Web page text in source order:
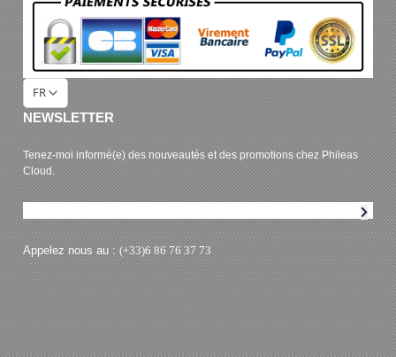
FR
NEWSLETTER
Tenez-moi informé(e) des nouveautés et des promotions chez Phileas
Cloud.
Appelez nous au : (+33)6 86 76 37 73